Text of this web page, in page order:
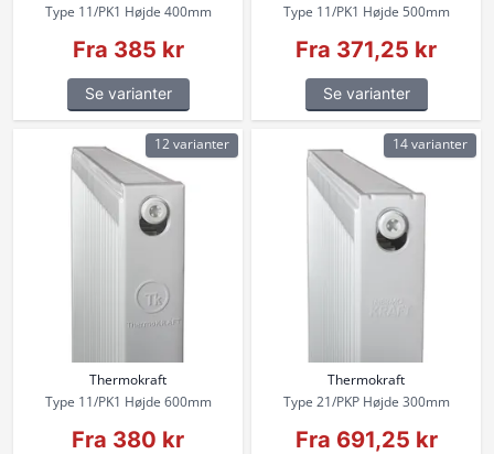
Type 11/PK1 Højde 400mm
Fra 385 kr
Se varianter
Type 11/PK1 Højde 500mm
Fra 371,25 kr
Se varianter
Thermokraft
Type 11/PK1 Højde 600mm
Fra 380 kr
12 varianter
Thermokraft
Type 21/PKP Højde 300mm
Fra 691,25 kr
14 varianter